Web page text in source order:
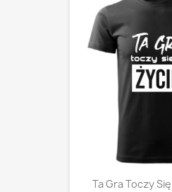
Ta Gra Toczy